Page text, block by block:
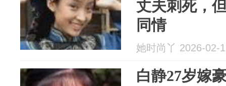
丈夫刺死，
同情
她时尚丫 2026-02-
白静27岁嫁